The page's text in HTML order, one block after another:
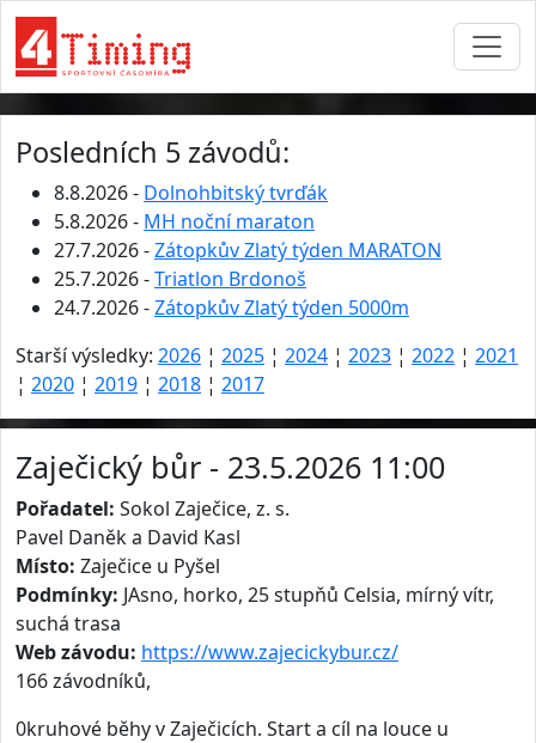
Posledních 5 závodů:
8.8.2026 - Dolnohbitský tvrďák
5.8.2026 - MH noční maraton
27.7.2026 -Zátopkův Zlatý týden MARATON
25.7.2026 -Triatlon Brdonoš
24.7.2026 -Zátopkův Zlatý týden 5000m
Starší výsledky: 2026 ¦ 2025 ¦ 2024 ¦ 2023 ¦ 2022 ¦ 2021
¦ 2020 ¦ 2019 ¦ 2018 ¦ 2017
Zaječický bůr - 23.5.2026 11:00
Pořadatel: Sokol Zaječice, z. s.
Pavel Daněk a David Kasl
Místo: Zaječice u Pyšel
Podmínky: JAsno, horko, 25 stupňů Celsia, mírný vítr,
suchá trasa
Web závodu: https://www.zajecickybur.cz/
166 závodníků,
0kruhové běhy v Zaječicích. Start a cíl na louce u